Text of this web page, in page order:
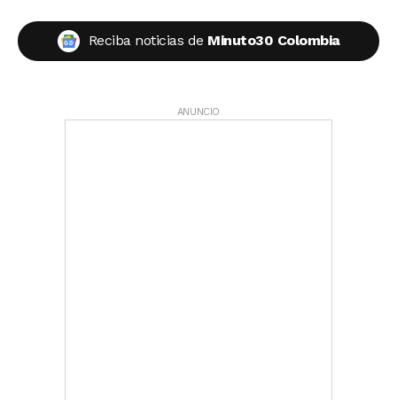
Reciba noticias de Minuto30 Colombia
ANUNCIO